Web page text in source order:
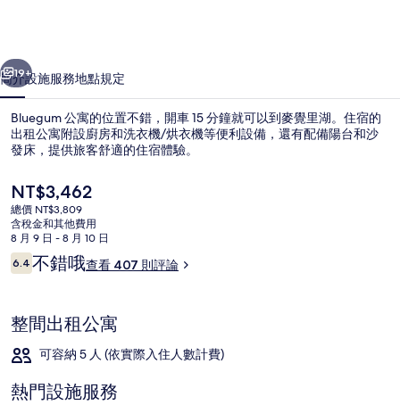
個 下一個
19+
簡介設施服務地點規定
Bluegum 公寓的位置不錯，開車 15 分鐘就可以到麥覺里湖。住宿的
出租公寓附設廚房和洗衣機/烘衣機等便利設備，還有配備陽台和沙
發床，提供旅客舒適的住宿體驗。
目
前
的
價
格
是
NT$3,462
總價 NT$3,809
含稅金和其他費用
8 月 9 日 - 8 月 10 日
評
論
6.46.4 分，滿分 10 分，
不錯哦查看 407 則評論
整間出租公寓
可容納 5 人 (依實際入住人數計費)
熱門設施服務